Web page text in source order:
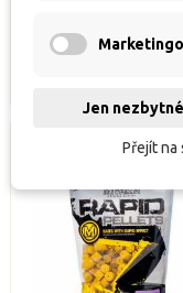
Jen nezbytné
Přejít na